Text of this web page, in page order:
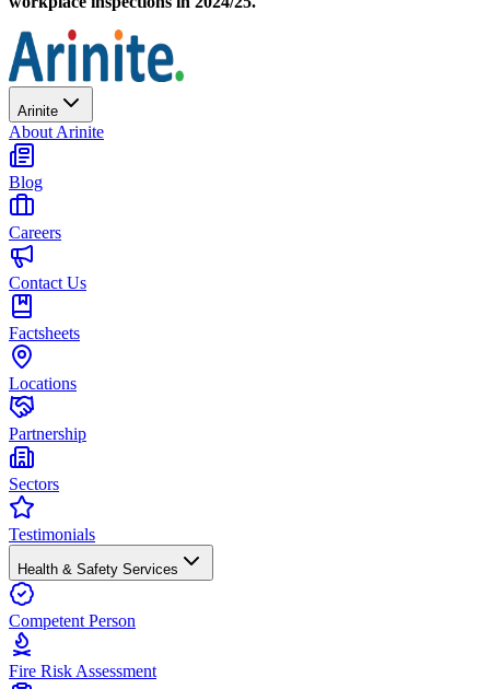
Arinite
About Arinite
Blog
Careers
Contact Us
Factsheets
Locations
Partnership
Sectors
Testimonials
Health & Safety Services
Competent Person
Fire Risk Assessment